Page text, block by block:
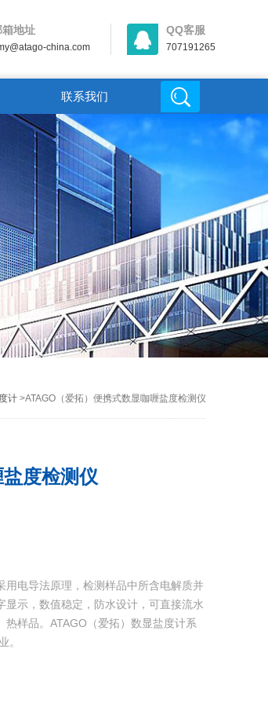
箱地址
china.com
QQ客服
707191265
联系我们
计>ATAGO（爱拓）便携式数显咖喱盐度检测仪
度检测仪
电导法原理，检测样品中所含电解质并
示，数值稳定，防水设计，可直接流水
样品。ATAGO（爱拓）数显盐度计系
。